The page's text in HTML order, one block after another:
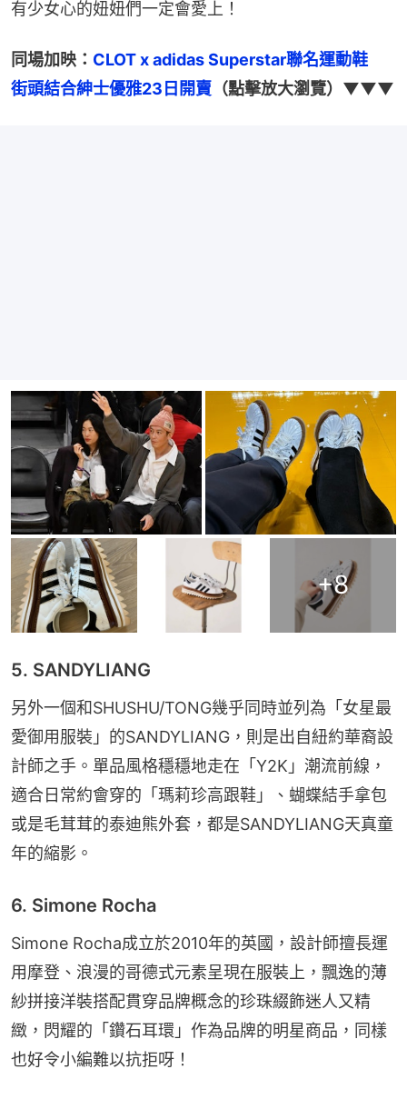
有少女心的妞妞們一定會愛上！
同場加映： CLOT x adidas Superstar聯名運動鞋
街頭結合紳士優雅23日開賣 （點擊放大瀏覽）▼▼▼
+8
5. SANDYLIANG
另外一個和SHUSHU/TONG幾乎同時並列為「女星最
愛御用服裝」的SANDYLIANG，則是出自紐約華裔設
計師之手。單品風格穩穩地走在「Y2K」潮流前線，
適合日常約會穿的「瑪莉珍高跟鞋」、蝴蝶結手拿包
或是毛茸茸的泰迪熊外套，都是SANDYLIANG天真童
年的縮影。
6. Simone Rocha
Simone Rocha成立於2010年的英國，設計師擅長運
用摩登、浪漫的哥德式元素呈現在服裝上，飄逸的薄
紗拼接洋裝搭配貫穿品牌概念的珍珠綴飾迷人又精
緻，閃耀的「鑽石耳環」作為品牌的明星商品，同樣
也好令小編難以抗拒呀！